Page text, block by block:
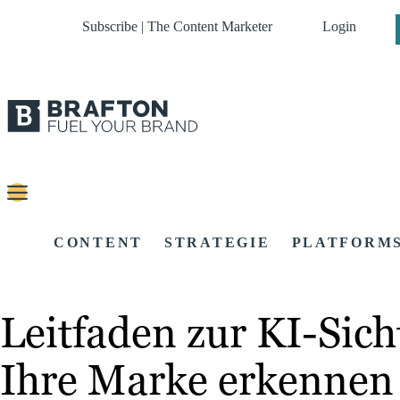
Subscribe | The Content Marketer Login
CONTENT STRATEGIE PLATFORMS
Leitfaden zur KI-
Ihre Marke erkennen